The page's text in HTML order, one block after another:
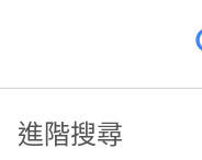
進階搜尋